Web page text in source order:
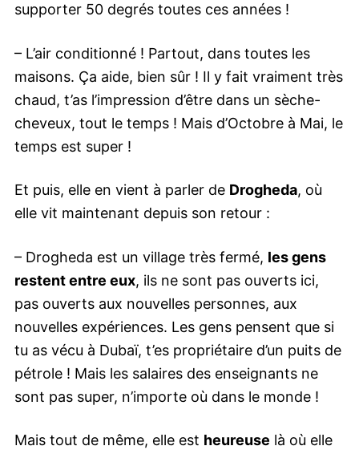
supporter 50 degrés toutes ces années !
– L’air conditionné ! Partout, dans toutes les
maisons. Ça aide, bien sûr ! Il y fait vraiment très
chaud, t’as l’impression d’être dans un sèche-
cheveux, tout le temps ! Mais d’Octobre à Mai, le
temps est super !
Et puis, elle en vient à parler de Drogheda, où
elle vit maintenant depuis son retour :
– Drogheda est un village très fermé, les gens
restent entre eux, ils ne sont pas ouverts ici,
pas ouverts aux nouvelles personnes, aux
nouvelles expériences. Les gens pensent que si
tu as vécu à Dubaï, t’es propriétaire d’un puits de
pétrole ! Mais les salaires des enseignants ne
sont pas super, n’importe où dans le monde !
Mais tout de même, elle est heureuse là où elle